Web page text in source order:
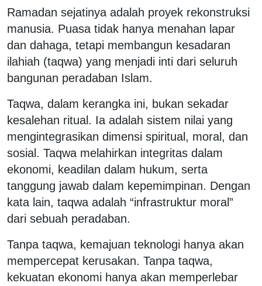
Ramadan sejatinya adalah proyek rekonstruksi
manusia. Puasa tidak hanya menahan lapar
dan dahaga, tetapi membangun kesadaran
ilahiah (taqwa) yang menjadi inti dari seluruh
bangunan peradaban Islam.
Taqwa, dalam kerangka ini, bukan sekadar
kesalehan ritual. Ia adalah sistem nilai yang
mengintegrasikan dimensi spiritual, moral, dan
sosial. Taqwa melahirkan integritas dalam
ekonomi, keadilan dalam hukum, serta
tanggung jawab dalam kepemimpinan. Dengan
kata lain, taqwa adalah “infrastruktur moral”
dari sebuah peradaban.
Tanpa taqwa, kemajuan teknologi hanya akan
mempercepat kerusakan. Tanpa taqwa,
kekuatan ekonomi hanya akan memperlebar